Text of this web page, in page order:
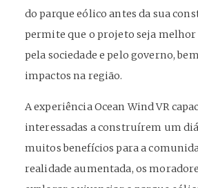
do parque eólico antes da sua
permite que o projeto seja
pela sociedade e pelo governo,
impactos na região.
A experiência Ocean Wind VR
interessadas a construírem um
muitos benefícios para a
realidade aumentada, os